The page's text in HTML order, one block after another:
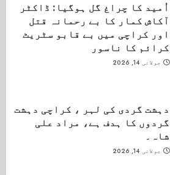
اُمید کا چراغ گل ہوگیا: ڈاکٹر
آکاش کمار کا بے رحمانہ قتل
اور کراچی میں بے قابو سٹریٹ
کرائم کا ناسور
جولائی 14, 2026
دہشت گردی کی لہر ، کراچی دہشت
گردوں کا ہدف ہے، مراد علی
شاہ۔
جولائی 14, 2026